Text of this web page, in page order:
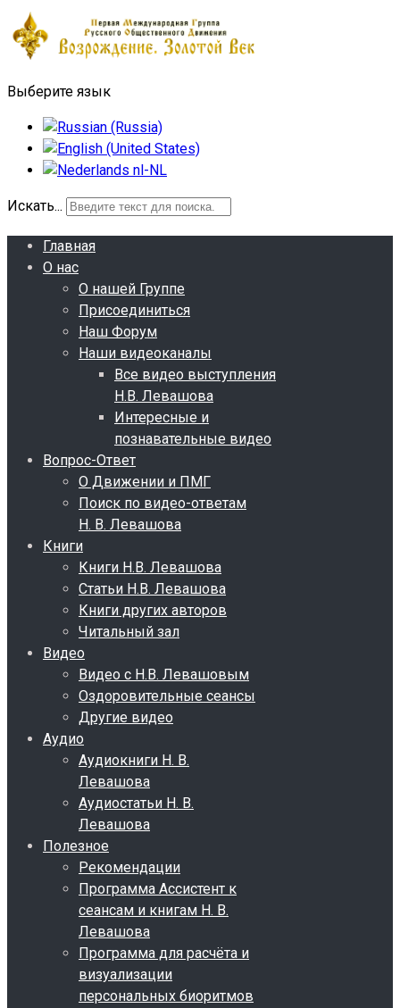
Выберите язык
Искать...
Главная
О нас
О нашей Группе
Присоединиться
Наш Форум
Наши видеоканалы
Все видео выступления
Н.В. Левашова
Интересные и
познавательные видео
Вопрос-Ответ
О Движении и ПМГ
Поиск по видео-ответам
Н. В. Левашова
Книги
Книги Н.В. Левашова
Статьи Н.В. Левашова
Книги других авторов
Читальный зал
Видео
Видео с Н.В. Левашовым
Оздоровительные сеансы
Другие видео
Аудио
Аудиокниги Н. В.
Левашова
Аудиостатьи Н. В.
Левашова
Полезное
Рекомендации
Программа Ассистент к
сеансам и книгам Н. В.
Левашова
Программа для расчёта и
визуализации
персональных биоритмов